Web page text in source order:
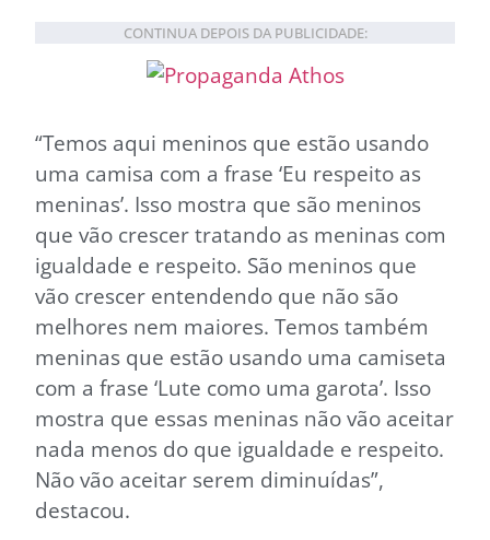
CONTINUA DEPOIS DA PUBLICIDADE:
“Temos aqui meninos que estão usando
uma camisa com a frase ‘Eu respeito as
meninas’. Isso mostra que são meninos
que vão crescer tratando as meninas com
igualdade e respeito. São meninos que
vão crescer entendendo que não são
melhores nem maiores. Temos também
meninas que estão usando uma camiseta
com a frase ‘Lute como uma garota’. Isso
mostra que essas meninas não vão aceitar
nada menos do que igualdade e respeito.
Não vão aceitar serem diminuídas”,
destacou.